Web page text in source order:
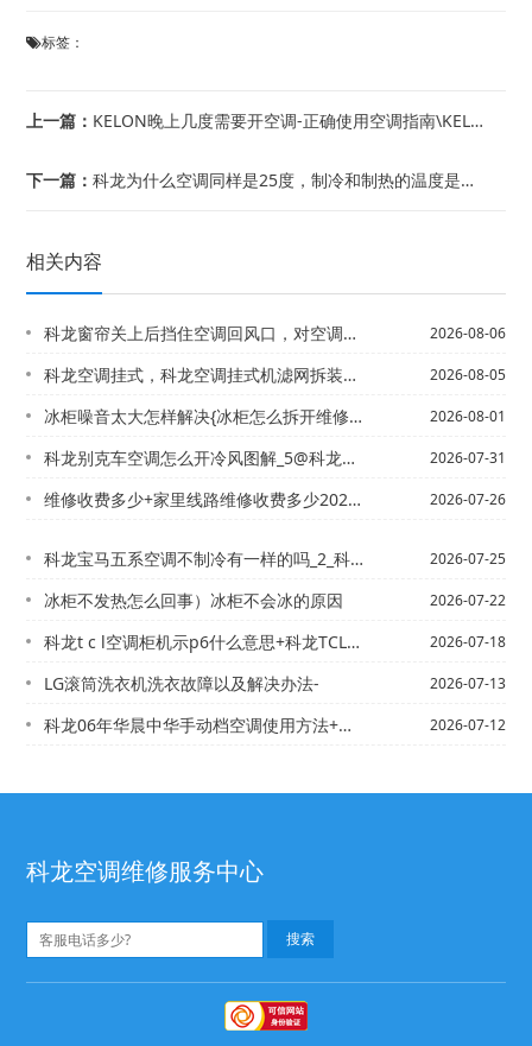
标签：
上一篇： KELON晚上几度需要开空调-正确使用空调指南\KELON晚上开空调是不是开睡眠...
下一篇：科龙为什么空调同样是25度，制冷和制热的温度是不一样的？_14&科龙为什么空调同...
相关内容
科龙窗帘关上后挡住空调回风口，对空调效果和空调本身有没有什么影响？`科龙窗式空调... 2026-08-06
科龙空调挂式，科龙空调挂式机滤网拆装方法 2026-08-05
冰柜噪音太大怎样解决{冰柜怎么拆开维修电路 2026-08-01
科龙别克车空调怎么开冷风图解_5@科龙别克车空调怎么开冷风图解_6 2026-07-31
维修收费多少+家里线路维修收费多少2027年最新的报价 2026-07-26
科龙宝马五系空调不制冷有一样的吗_2_科龙保时捷卡宴4.8空调压力开关在什么地方... 2026-07-25
冰柜不发热怎么回事）冰柜不会冰的原因 2026-07-22
科龙t c l空调柜机示p6什么意思+科龙TCL2P加液到 压缩机就会保护 求高... 2026-07-18
LG滚筒洗衣机洗衣故障以及解决办法- 2026-07-13
科龙06年华晨中华手动档空调使用方法+科龙6匹格力天花机空调低压管和压缩机结冰怎... 2026-07-12
科龙空调维修服务中心